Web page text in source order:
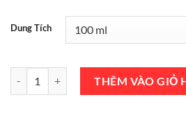
Dung Tích
Nước Hoa Nữ Lancome Miracle EDP
THÊM VÀO GIỎ